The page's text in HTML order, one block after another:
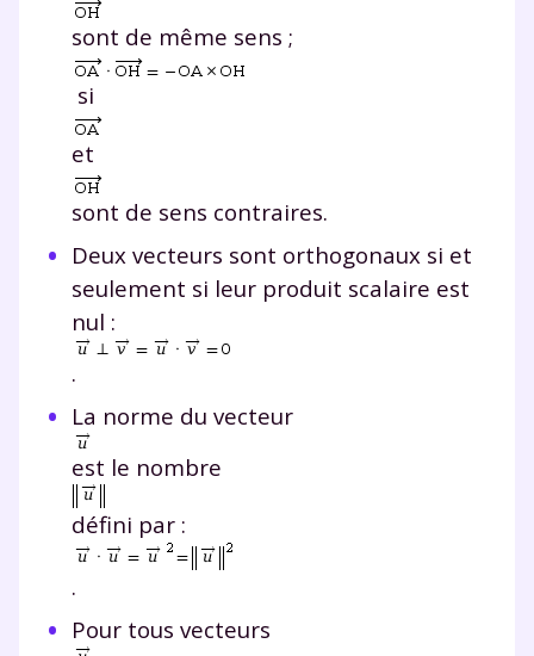
sont de même sens ;
si
et
sont de sens contraires.
Deux vecteurs sont orthogonaux si et
seulement si leur produit scalaire est
nul :
.
La norme du vecteur
est le nombre
défini par :
.
Pour tous vecteurs